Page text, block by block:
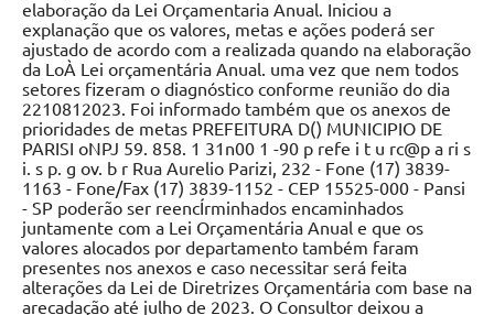
elaboração da Lei Orçamentaria Anual. Iniciou a
explanação que os valores, metas e ações poderá ser
ajustado de acordo com a realizada quando na elaboração
da LoÀ Lei orçamentária Anual. uma vez que nem todos
setores fizeram o diagnóstico conforme reunião do dia
2210812023. Foi informado também que os anexos de
prioridades de metas PREFEITURA D() MUNICIPIO DE
PARISI oNPJ 59. 858. 1 31n00 1 -90 p refe i t u rc@p a ri s
i. s p. g ov. b r Rua Aurelio Parizi, 232 - Fone (17) 3839-
1163 - Fone/Fax (17) 3839-1152 - CEP 15525-000 - Pansi
- SP poderão ser reencÍrminhados encaminhados
juntamente com a Lei Orçamentária Anual e que os
valores alocados por departamento também faram
presentes nos anexos e caso necessitar será feita
alterações da Lei de Diretrizes Orçamentária com base na
arecadação até julho de 2023. O Consultor deixou a